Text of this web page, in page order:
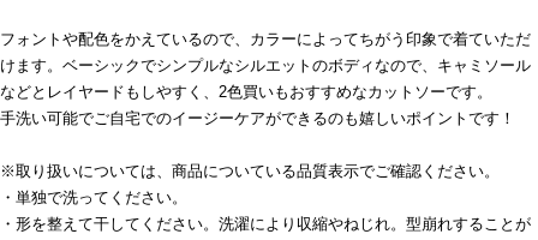
フォントや配色をかえているので、カラーによってちがう印象で着ていただ
けます。ベーシックでシンプルなシルエットのボディなので、キャミソール
などとレイヤードもしやすく、2色買いもおすすめなカットソーです。
手洗い可能でご自宅でのイージーケアができるのも嬉しいポイントです！
※取り扱いについては、商品についている品質表示でご確認ください。
・単独で洗ってください。
・形を整えて干してください。洗濯により収縮やねじれ。型崩れすることが